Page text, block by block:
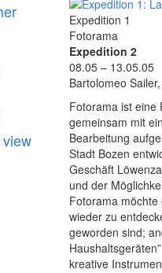
Expedition 1
Fotorama
Expedition 2
08.05 – 13.05.05
Bartolomeo
Fotorama ist eine
gemeinsam mit
Bearbeitung
Stadt Bozen
Geschäft
und der
Fotorama
wieder zu
geworden sind;
kreative